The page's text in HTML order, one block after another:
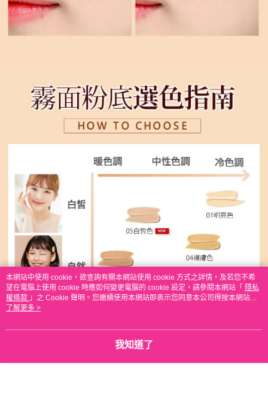
本網站中使用 cookie，欲查詢有關本網站使用 cookie 方式之詳情，及若您不希
望在電腦上使用 cookie 時應如何變更電腦的 cookie 設定，請參閱本網站「 隱私
權條款 」之 Cookie 聲明。您繼續使用本網站即表示您同意本公司得按本網站使
用條款之 Cookie 聲明使用 cookie。
了解更多 >
我知道了